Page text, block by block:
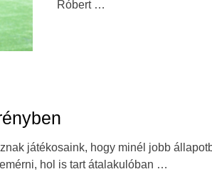
Róbert …
játékosaink, hogy minél jobb
hol is tart átalakulóban …